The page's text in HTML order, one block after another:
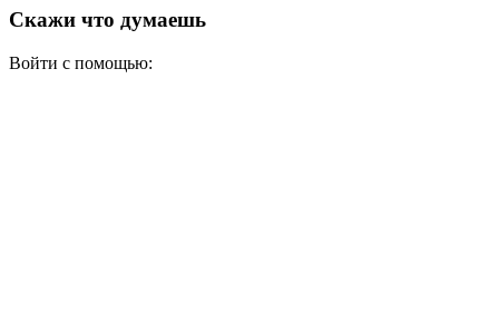
Скажи что думаешь
Войти с помощью: